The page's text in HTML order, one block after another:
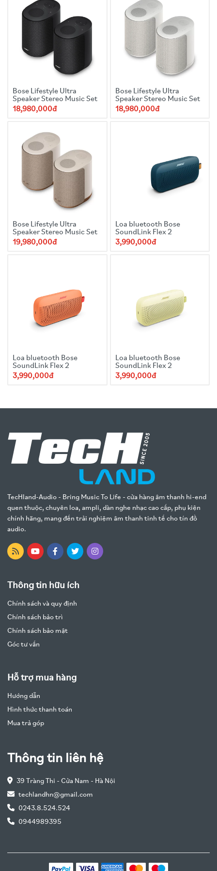
Bose Lifestyle Ultra
Speaker Stereo Music Set
18,980,000đ
Bose Lifestyle Ultra
Speaker Stereo Music Set
18,980,000đ
Bose Lifestyle Ultra
Speaker Stereo Music Set
19,980,000đ
Loa bluetooth Bose
SoundLink Flex 2
3,990,000đ
Loa bluetooth Bose
SoundLink Flex 2
3,990,000đ
Loa bluetooth Bose
SoundLink Flex 2
3,990,000đ
TecHland-Audio - Bring Music To Life - cửa hàng âm thanh hi-end
quen thuộc, chuyên loa, ampli, dàn nghe nhạc cao cấp, phụ kiện
chính hãng, mang đến trải nghiệm âm thanh tinh tế cho tín đồ
audio.
Thông tin hữu ích
Chính sách và quy định
Chính sách bảo trì
Chính sách bảo mật
Góc tư vấn
Hỗ trợ mua hàng
Hướng dẫn
Hình thức thanh toán
Mua trả góp
Thông tin liên hệ
39 Tràng Thi - Cửa Nam - Hà Nội
techlandhn@gmail.com
0243.8.524.524
0944989395